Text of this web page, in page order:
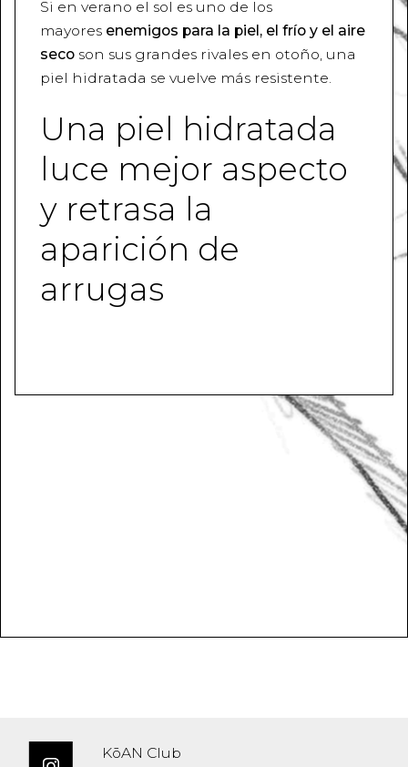
Si en verano el sol es uno de los
mayores enemigos para la piel, el frío y el aire
secoson sus grandes rivales en otoño, una
piel hidratada se vuelve más resistente.
Una piel hidratada
luce mejor aspecto
y retrasa la
aparición de
arrugas
KōAN Club